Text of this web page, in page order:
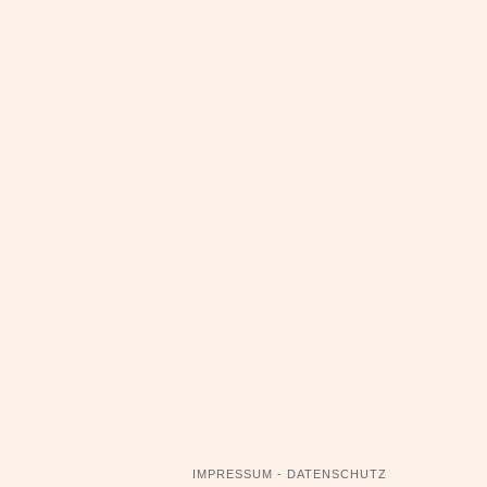
NAVIGATION
ÜBERSPRINGEN
IMPRESSUM - DATENSCHUTZ